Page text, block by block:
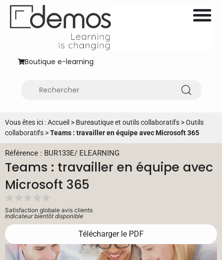
Boutique e-learning
Vous êtes ici :Accueil > Bureautique et outils collaboratifs >Outils
collaboratifs >Teams : travailler en équipe avec Microsoft 365
Référence : BUR133E/ ELEARNING
Teams : travailler en équipe avec
Microsoft 365
Satisfaction globale avis clients
Indicateur bientôt disponible
Télécharger le PDF